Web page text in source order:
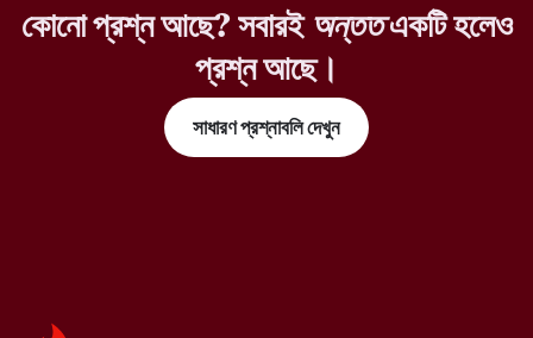
কোনো প্রশ্ন আছে? সবারইঅন্ততএকটি হলেও
প্রশ্ন আছে।
সাধারণ প্রশ্নাবলি দেখুন